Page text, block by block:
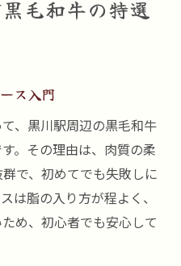
毛和牛の特選
ス入門
、黒川駅周辺の黒毛和牛
。その理由は、肉質の柔
で、初めてでも失敗しに
は脂の入り方が程よく、
め、初心者でも安心して